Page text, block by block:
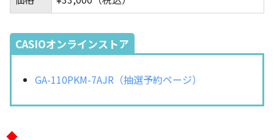
CASIOオンラインストア
GA-110PKM-7AJR（抽選予約ページ）